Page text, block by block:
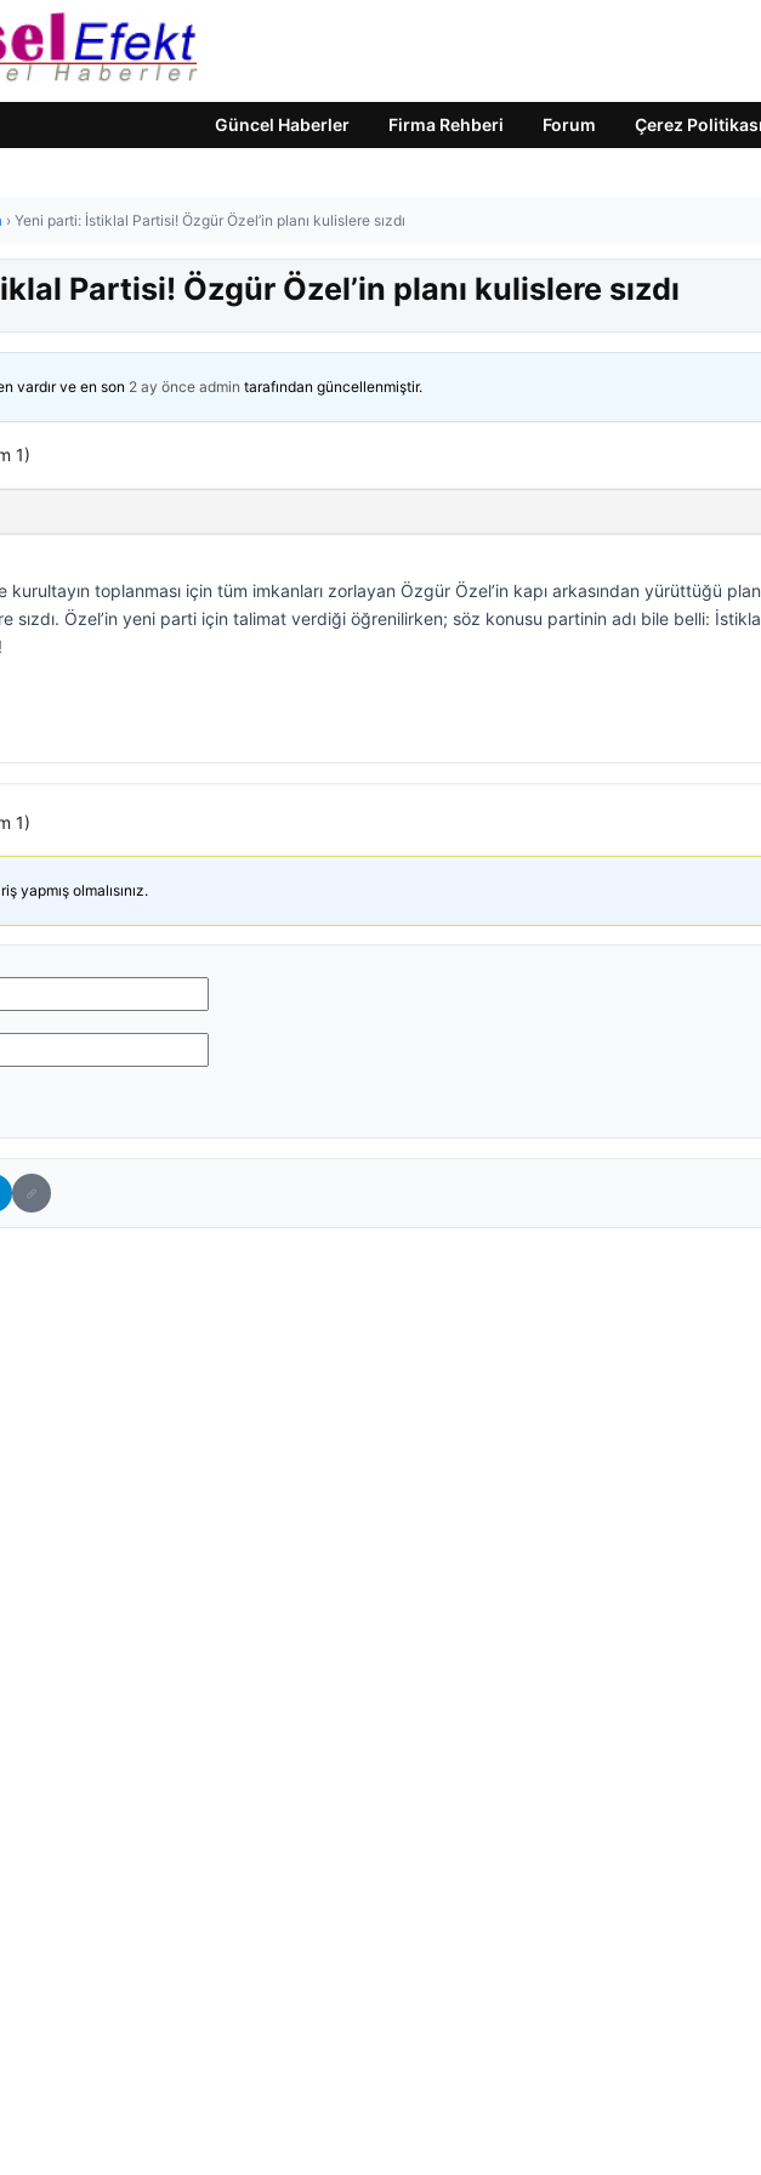
Güncel Haberler Firma Rehberi Forum Çerez Politikası
› Yeni parti: İstiklal Partisi! Özgür Özel’in planı kulislere sızdı
Partisi! Özgür Özel’in planı kulislere sızdı
vardır ve en son 2 ay önce admin tarafından güncellenmiştir.
1)
kurultayın toplanması için tüm imkanları zorlayan Özgür Özel’in kapı arkasından yürüttüğü plan
sızdı. Özel’in yeni parti için talimat verdiği öğrenilirken; söz konusu partinin adı bile belli:
1)
yapmış olmalısınız.